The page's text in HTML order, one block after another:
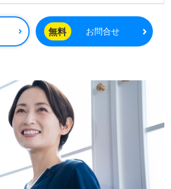
入社された方から『先輩も優しく、
楽しい！』とお声も届く企業様で
のある方はもちろん、これから介護
広く募集します。『介護職を続けて
に立てる喜びを感じながら働いてい
業所様です。幅広い年代層の職員様
ムワーク、先輩職員様からのあたた
れの成長に沿った教育研修プログラ
！『ご利用者様のお役に立ちたい』
いる、専門知識や技術力を高めた
ながら働きたい、仕事を通じて成長
無料 お問合せ